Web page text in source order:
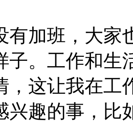
加班，大家
子。工作和生
，这让我在工
兴趣的事，比